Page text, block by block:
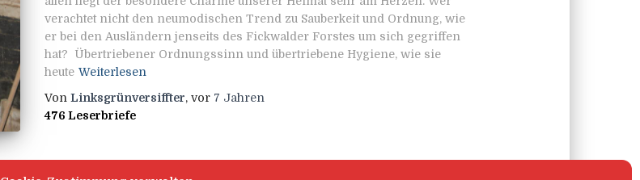
verachtet nicht den neumodischen Trend zu Sauberkeit und Ordnung, wie
er bei den Ausländern jenseits des Fickwalder Forstes um sich gegriffen
hat? Übertriebener Ordnungssinn und übertriebene Hygiene, wie sie
heute Weiterlesen
Von Linksgrünversiffter, vor 7 Jahren
476 Leserbriefe